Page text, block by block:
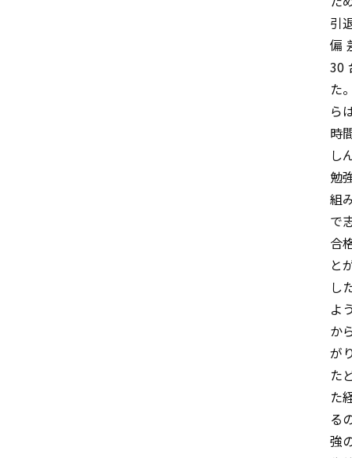
引
偏
30
た
ら
時
し
勉
組
で
合
と
し
よ
か
が
た
た
る
強